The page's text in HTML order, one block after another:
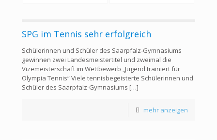
SPG im Tennis sehr erfolgreich
Schülerinnen und Schüler des Saarpfalz-Gymnasiums
gewinnen zwei Landesmeistertitel und zweimal die
Vizemeisterschaft im Wettbewerb „Jugend trainiert für
Olympia Tennis“ Viele tennisbegeisterte Schülerinnen und
Schüler des Saarpfalz-Gymnasiums […]
mehr anzeigen